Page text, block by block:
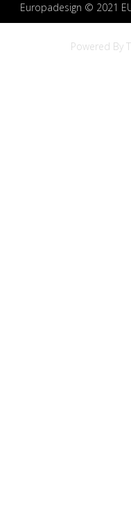
Europadesign © 2021
Powered By